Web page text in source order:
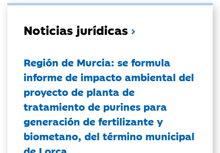
Noticias jurídicas
Región de Murcia: se formula
informe de impacto ambiental del
proyecto de planta de
tratamiento de purines para
generación de fertilizante y
biometano, del término municipal